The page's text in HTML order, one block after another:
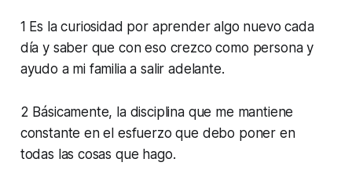
1 Es la curiosidad por aprender algo nuevo cada
día y saber que con eso crezco como persona y
ayudo a mi familia a salir adelante.
2 Básicamente, la disciplina que me mantiene
constante en el esfuerzo que debo poner en
todas las cosas que hago.